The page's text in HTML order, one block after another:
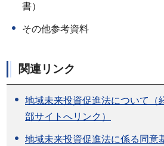
書）
その他参考資料
関連リンク
地域未来投資促進法について（
部サイトへリンク）
地域未来投資促進法に係る同意